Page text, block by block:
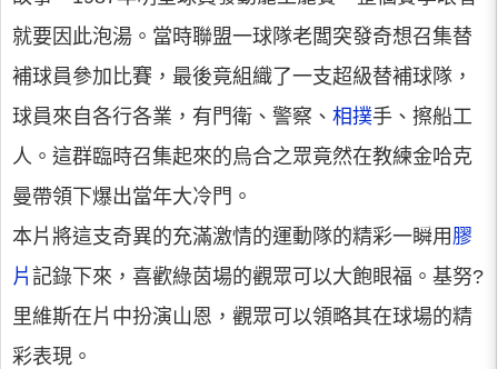
就要因此泡湯。當時聯盟一球隊老闆突發奇想召集替
補球員參加比賽，最後竟組織了一支超級替補球隊，
球員來自各行各業，有門衛、警察、 相撲手、擦船工
人。這群臨時召集起來的烏合之眾竟然在教練金哈克
曼帶領下爆出當年大冷門。
本片將這支奇異的充滿激情的運動隊的精彩一瞬用 膠
片 記錄下來，喜歡綠茵場的觀眾可以大飽眼福。基努?
里維斯在片中扮演山恩，觀眾可以領略其在球場的精
彩表現。